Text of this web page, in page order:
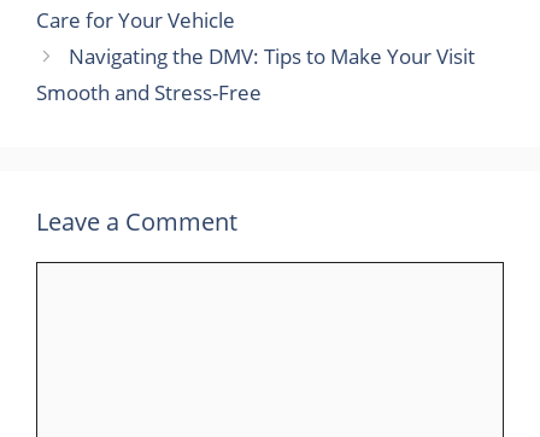
Care for Your Vehicle
Navigating the DMV: Tips to Make Your Visit
Smooth and Stress-Free
Leave a Comment